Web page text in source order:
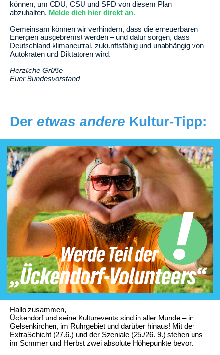
können, um CDU, CSU und SPD von diesem Plan
abzuhalten. Melde dich hier direkt an.
Gemeinsam können wir verhindern, dass die erneuerbaren
Energien ausgebremst werden – und dafür sorgen, dass
Deutschland klimaneutral, zukunftsfähig und unabhängig von
Autokraten und Diktatoren wird.
Herzliche Grüße
Euer Bundesvorstand
Der etwas andere Kultur-Tipp:
Hallo zusammen,
Ückendorf und seine Kulturevents sind in aller Munde – in
Gelsenkirchen, im Ruhrgebiet und darüber hinaus! Mit der
ExtraSchicht (27.6.) und der Szeniale (25./26. 9.) stehen uns
im Sommer und Herbst zwei absolute Höhepunkte bevor.